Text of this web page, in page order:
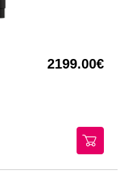
2199.00